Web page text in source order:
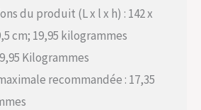
du produit (L x l x h) : 142 x
cm; 19,95 kilogrammes
Kilogrammes
recommandée : 17,35